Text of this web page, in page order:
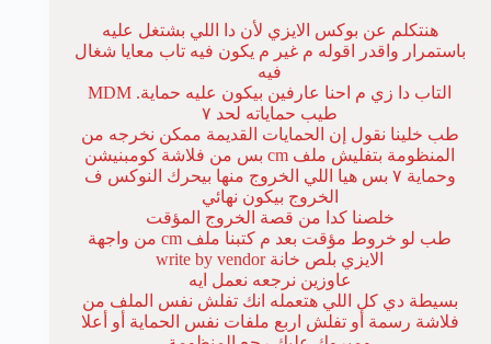
هنتكلم عن بوكس الايزي لأن دا اللي بشتغل عليه
باستمرار واقدر اقوله م غير م يكون فيه تاب معايا شغال
فيه
التاب دا زي م احنا عارفين بيكون عليه حماية. MDM
طيب حماياته لحد ٧
طب خلينا نقول إن الحمايات القديمة ممكن نخرجه من
المنظومة بتفليش ملف cm بس من فلاشة كومبنيشن
وحماية ٧ بس هيا اللي الخروج منها بيحرك النوكس ف
الخروج بيكون نهائي
خلصنا كدا من قصة الخروج المؤقت
طب لو خروط مؤقت بعد م كتبنا ملف cm من واجهة
الايزي بلص خانة write by vendor
عاوزين نرجعه نعمل ايه
بسيطة دي كل اللي هتعمله انك تفلش نفس الملف من
فلاشة رسمة أو تفلش اربع ملفات نفس الحماية أو أعلا